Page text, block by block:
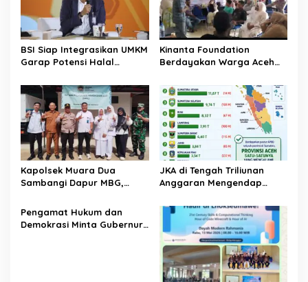
p
o
s
BSI Siap Integrasikan UMKM
Garap Potensi Halal
Kinanta Foundation
Berdayakan Warga Aceh
Psikososial
Kapolsek Muara Dua
Sambangi Dapur MBG,
Bergizi Gratis Berjalan
Sesuai SOP
JKA di Tengah Triliunan
Anggaran Mengendap
dan kualitas belanja publik
pemerintah Aceh
‎Pengamat Hukum dan
Demokrasi Minta Gubernur